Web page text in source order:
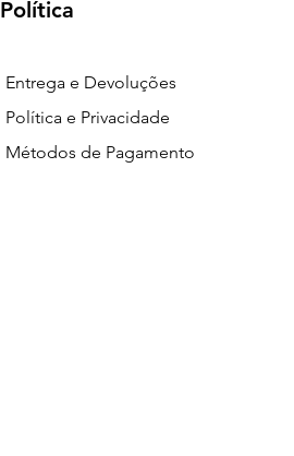
Política
Entrega e Devoluções
Política e Privacidade
Métodos de Pagamento